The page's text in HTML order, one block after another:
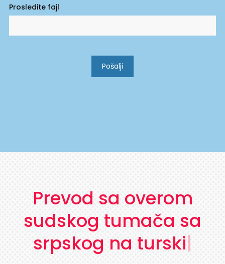
Prosledite fajl
Pošalji
Prevod sa overom
sudskog tumača sa
srpskog na turski|